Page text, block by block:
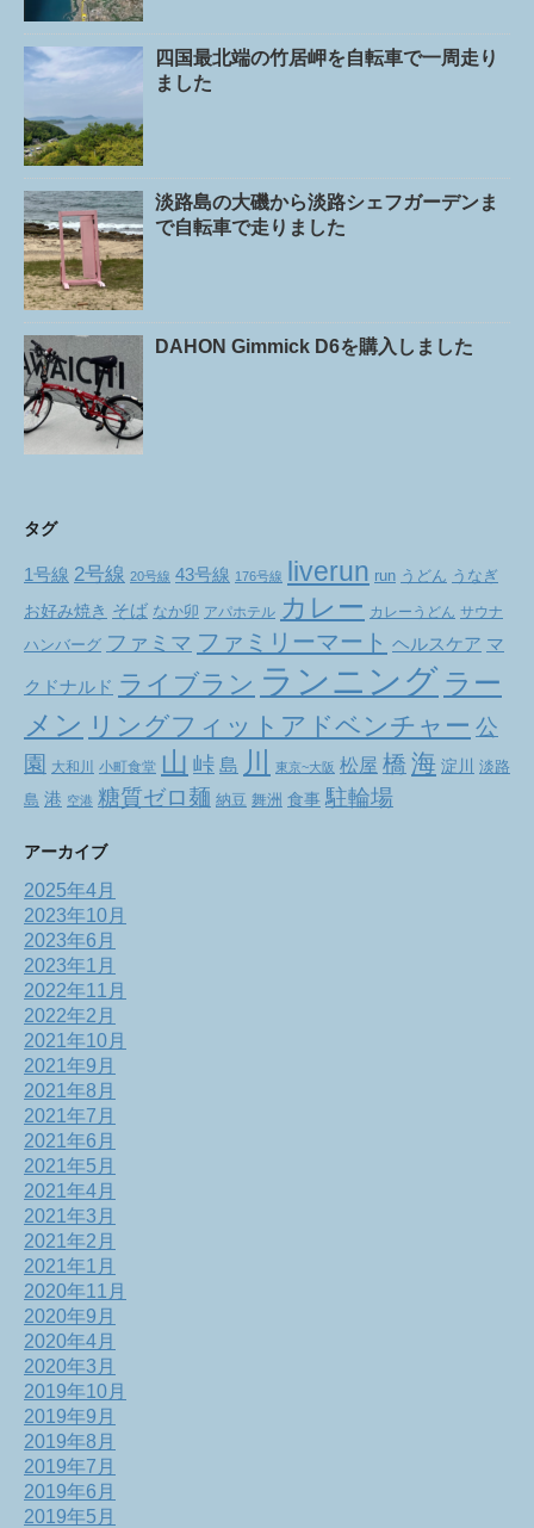
四国最北端の竹居岬を自転車で一周走り
ました
淡路島の大磯から淡路シェフガーデンま
で自転車で走りました
DAHON Gimmick D6を購入しました
タグ
1号線 2号線 20号線 43号線 176号線 liverun run うどん うなぎ
お好み焼き そば なか卯 アパホテル カレー カレーうどん サウナ
ハンバーグ ファミマ ファミリーマート ヘルスケア マ
クドナルド ライブラン ランニング ラー
メン リングフィットアドベンチャー 公
園
大和川 小町食堂 山 峠 島 川 東京~大阪 松屋 橋 海 淀川
淡路
島 港 空港 糖質ゼロ麺 納豆 舞洲 食事 駐輪場
アーカイブ
2025年4月
2023年10月
2023年6月
2023年1月
2022年11月
2022年2月
2021年10月
2021年9月
2021年8月
2021年7月
2021年6月
2021年5月
2021年4月
2021年3月
2021年2月
2021年1月
2020年11月
2020年9月
2020年4月
2020年3月
2019年10月
2019年9月
2019年8月
2019年7月
2019年6月
2019年5月